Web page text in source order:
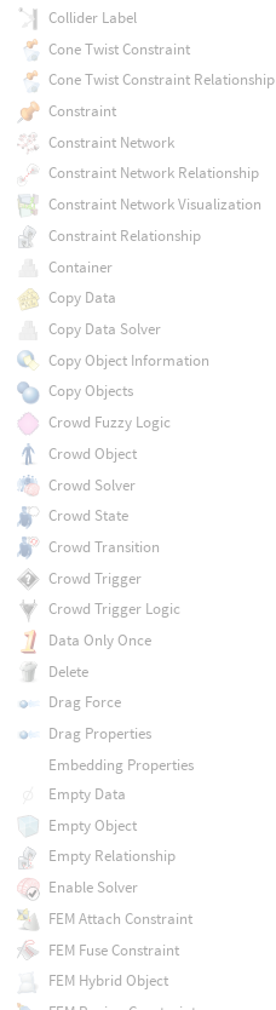
Collider Label
Cone Twist Constraint
Cone Twist Constraint Relationship
Constraint
Constraint Network
Constraint Network Relationship
Constraint Network Visualization
Constraint Relationship
Container
Copy Data
Copy Data Solver
Copy Object Information
Copy Objects
Crowd Fuzzy Logic
Crowd Object
Crowd Solver
Crowd State
Crowd Transition
Crowd Trigger
Crowd Trigger Logic
Data Only Once
Delete
Drag Force
Drag Properties
Embedding Properties
Empty Data
Empty Object
Empty Relationship
Enable Solver
FEM Attach Constraint
FEM Fuse Constraint
FEM Hybrid Object